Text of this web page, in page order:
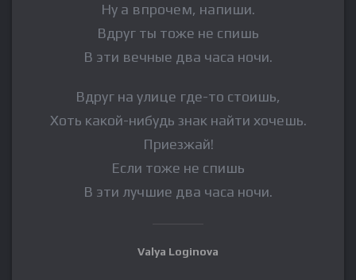
Ну а впрочем, напиши.
Вдруг ты тоже не спишь
В эти вечные два часа ночи.
Вдруг на улице где-то стоишь,
Хоть какой-нибудь знак найти хочешь.
Приезжай!
Если тоже не спишь
В эти лучшие два часа ночи.
Valya Loginova